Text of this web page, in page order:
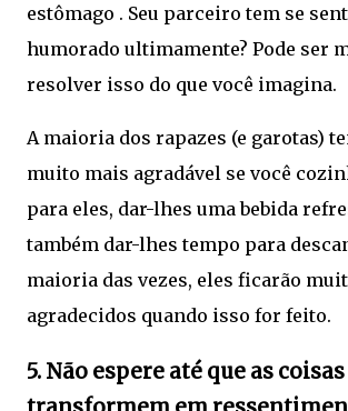
estômago . Seu parceiro tem se
humorado ultimamente? Pode ser
resolver isso do que você imagina.
A maioria dos rapazes (e garotas)
muito mais agradável se você
para eles, dar-lhes uma bebida
também dar-lhes tempo para
maioria das vezes, eles ficarão
agradecidos quando isso for feito.
5. Não espere até que as